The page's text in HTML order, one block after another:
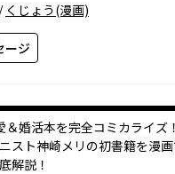
/ くじょう(漫画)
ージ
婚活本を完全コミカライズ！
スト神崎メリの初書籍を漫
解説！